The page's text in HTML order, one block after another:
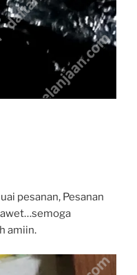
pesanan, Pesanan
amiin.